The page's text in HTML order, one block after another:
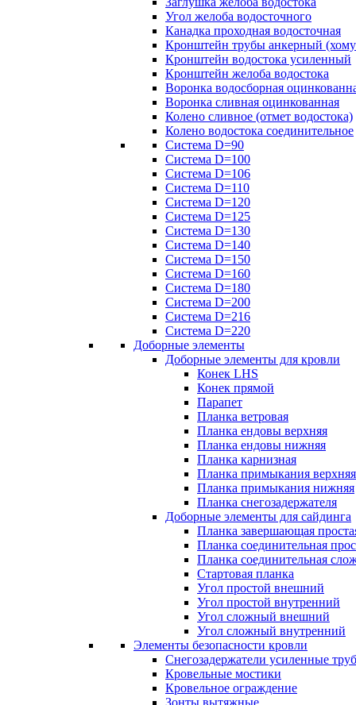
Угол желоба водосточного
Канадка проходная водосточная
Кронштейн трубы анкерный
Кронштейн водостока усиленный
Кронштейн желоба водостока
Воронка водосборная
Воронка сливная оцинкованная
Колено сливное (отмет водостока)
Колено водостока соединительное
Система D=90
Система D=100
Система D=106
Система D=110
Система D=120
Система D=125
Система D=130
Система D=140
Система D=150
Система D=160
Система D=180
Система D=200
Система D=216
Система D=220
Доборные элементы
Доборные элементы для кровли
Конек LHS
Конек прямой
Парапет
Планка ветровая
Планка ендовы верхняя
Планка ендовы нижняя
Планка карнизная
Планка примыкания верхняя
Планка примыкания нижняя
Планка снегозадержателя
Доборные элементы для сайдинга
Планка завершающая
Планка соединительная
Планка соединительная
Стартовая планка
Угол простой внешний
Угол простой внутренний
Угол сложный внешний
Угол сложный внутренний
Элементы безопасности кровли
Снегозадержатели усиленные
Кровельные мостики
Кровельное ограждение
Зонты вытяжные